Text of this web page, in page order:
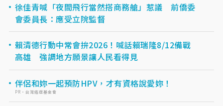
徐佳青喊「夜間飛行當然搭商務艙」惹議 前僑委
會委員長：應受立院監督
賴清德行動中常會拚2026！喊話賴瑞隆8/12備戰
高雄 強調地方願景讓人民看得見
伴侶和妳一起預防HPV，才有資格說愛妳！
PR・台灣癌症基金會